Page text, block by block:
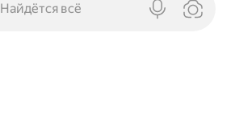
Найдётся всё